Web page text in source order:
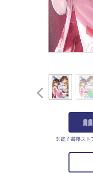
※電子書籍スト